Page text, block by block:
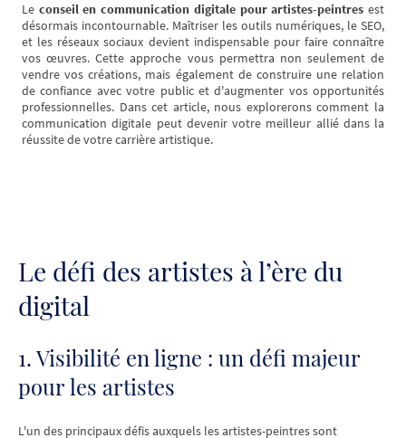
Le conseil en communication digitale pour artistes-peintres est
désormais incontournable. Maîtriser les outils numériques, le SEO,
et les réseaux sociaux devient indispensable pour faire connaître
vos œuvres. Cette approche vous permettra non seulement de
vendre vos créations, mais également de construire une relation
de confiance avec votre public et d'augmenter vos opportunités
professionnelles. Dans cet article, nous explorerons comment la
communication digitale peut devenir votre meilleur allié dans la
réussite de votre carrière artistique.
Le défi des artistes à l’ère du
digital
1. Visibilité en ligne : un défi majeur
pour les artistes
L'un des principaux défis auxquels les artistes-peintres sont